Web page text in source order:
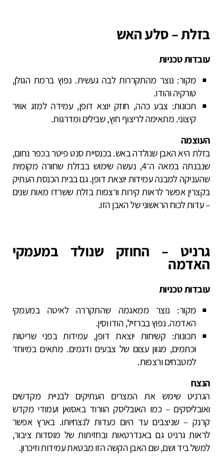
בזלת – סלע האש
עובדות טכניות
מקור: נוצר מהתקררות לבה געשית. נפוץ ברמת הגולן,
טורקיה והודו.
תכונות: צבע כהה, חוזק יוצא דופן, עמידה למזג אוויר
קיצוני. מתאימה לריצוף חוץ, שבילים ומדרגות.
העוצמה
בזלת היא האבן שנולדה באש. בכנסיית סנט פיטר בכפר נחום,
שנבנתה במאה ה־4, נעשה שימוש בבזלת שחורה מקומית
שהעניקה למבנה עמידות יוצאת דופן. גם בבית הכנסת העתיק
בקצרין אפשר לראות קירות ורצפות בזלת ששרדו מאות שנים
– עדות לכוח הראשוני של האבן הזו.
גרניט – החוזק שנולד במעמקי
האדמה
עובדות טכניות
מקור: נוצר ממאגמה שהתקררה לאיטה במעמקי
האדמה. נפוץ בברזיל, הודו וסין.
תכונות: קשיחות יוצאת דופן, עמידות בפני שריטות
וכתמים, מגוון עצום של צבעים ודגמים. מתאים במיוחד
למטבחים ורצפות.
הנצח
הגרניט שימש את המצרים העתיקים לבניית מקדשים
ואובליסקים – כמו האובליסק הוורוד באסואן ועמודי מקדש
קרנק – שניצבים עד היום כעדות לנצחיותו. בארץ אפשר
לראות גרניט גם באנדרטאות ובחזיתות של מוסדות ציבור,
למשל ביד ושם, שם האבן הקשה הזו מבטאת עמידות וזיכרון.